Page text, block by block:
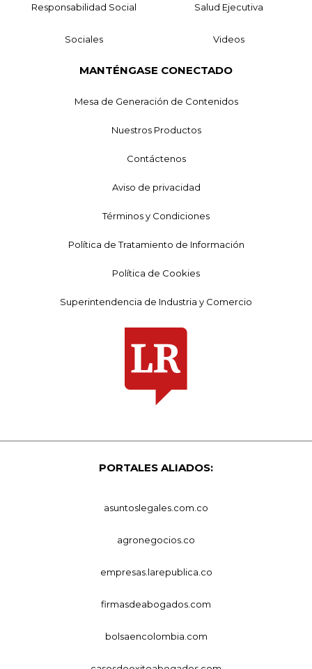
Responsabilidad Social Salud Ejecutiva
Sociales Videos
MANTÉNGASE CONECTADO
Mesa de Generación de Contenidos
Nuestros Productos
Contáctenos
Aviso de privacidad
Términos y Condiciones
Política de Tratamiento de Información
Política de Cookies
Superintendencia de Industria y Comercio
PORTALES ALIADOS:
asuntoslegales.com.co
agronegocios.co
empresas.larepublica.co
firmasdeabogados.com
bolsaencolombia.com